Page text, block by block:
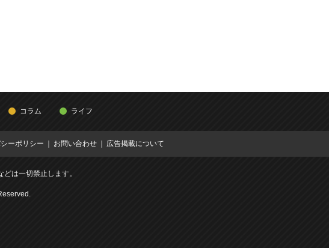
コラム ライフ
ーポリシー お問い合わせ 広告掲載について
は一切禁止します。